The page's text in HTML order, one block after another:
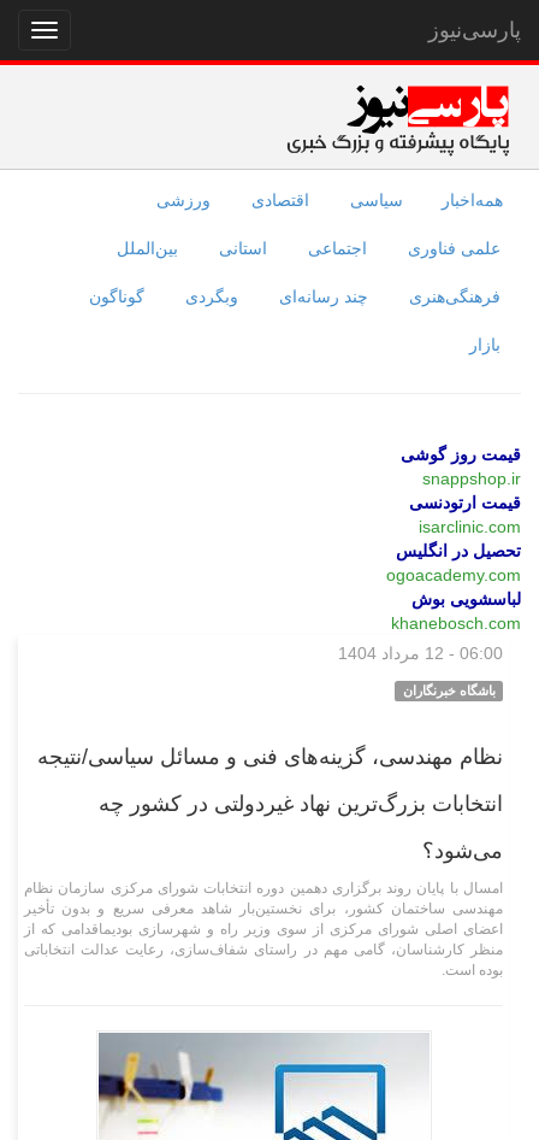
نمایش
منو
پارسی‌نیوز
همه‌اخبار سیاسی اقتصادی ورزشی
علمی فناوری اجتماعی استانی بین‌الملل
فرهنگی‌هنری چند رسانه‌ای وبگردی گوناگون
بازار
قیمت روز گوشی
snappshop.ir
قیمت ارتودنسی
isarclinic.com
تحصیل در انگلیس
ogoacademy.com
لباسشویی بوش
khanebosch.com
06:00 - 12 مرداد 1404
باشگاه خبرنگاران
نظام مهندسی، گزینه‌های فنی و مسائل سیاسی/نتیجه
انتخابات بزرگ‌ترین نهاد غیردولتی در کشور چه
می‌شود؟
امسال با پایان روند برگزاری دهمین دوره انتخابات شورای مرکزی سازمان نظام
مهندسی ساختمان کشور، برای نخستین‌بار شاهد معرفی سریع و بدون تأخیر
اعضای اصلی شورای مرکزی از سوی وزیر راه و شهرسازی بودیماقدامی که از
منظر کارشناسان، گامی مهم در راستای شفاف‌سازی، رعایت عدالت انتخاباتی
بوده است.